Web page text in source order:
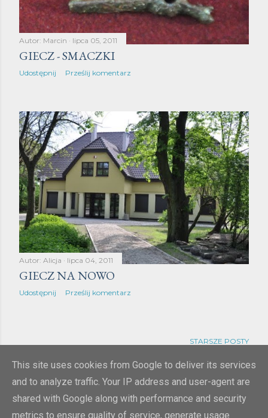
Autor: Marcin lipca 05, 2011
GIECZ - SMACZKI
Udostępnij Prześlij komentarz
Autor: Alicja lipca 04, 2011
GIECZ NA NOWO
Udostępnij Prześlij komentarz
STARSZE POSTY
Obsługiwane przez usługę Blogger
This site uses cookies from Google to deliver its services
and to analyze traffic. Your IP address and user-agent are
shared with Google along with performance and security
metrics to ensure quality of service, generate usage